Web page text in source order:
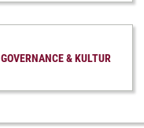
GOVERNANCE & KULTUR